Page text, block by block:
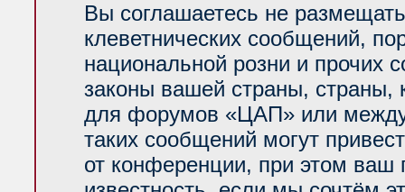
Вы соглашаетесь не
клеветнических сообщений,
национальной розни и прочих
законы вашей страны, страны,
для форумов «ЦАП» или
таких сообщений могут
от конференции, при этом ваш